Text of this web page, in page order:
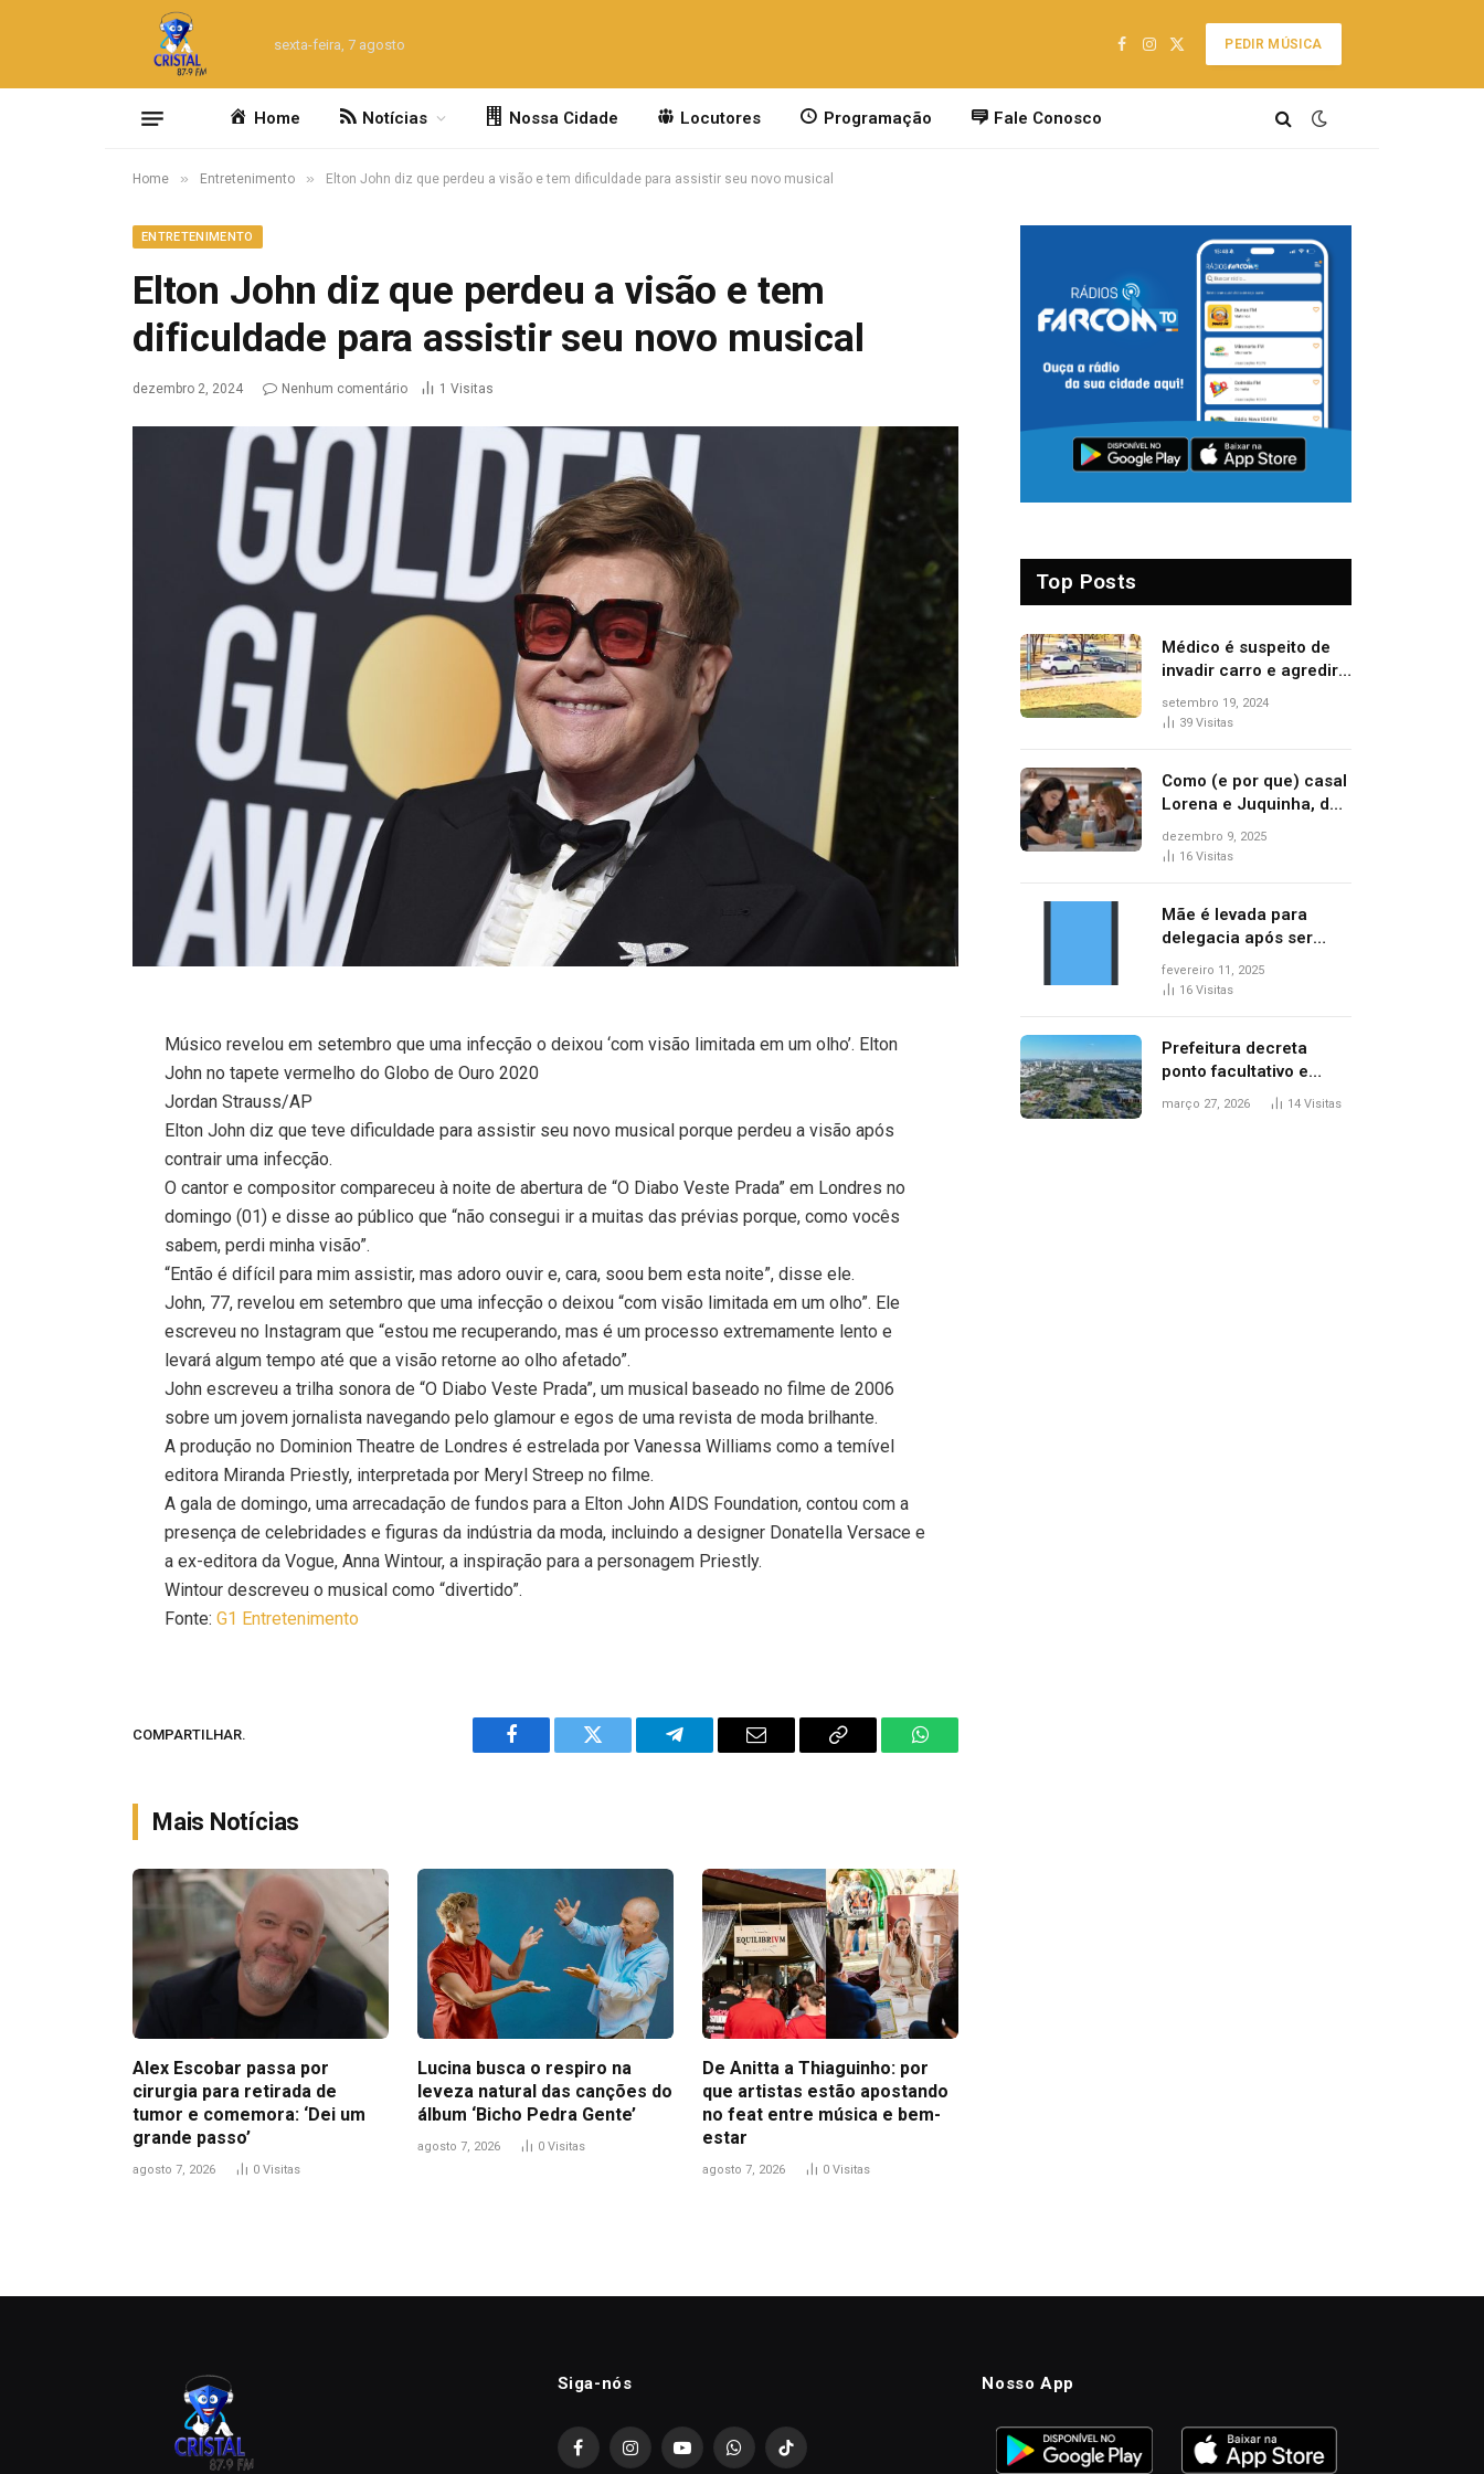
sexta-feira, 7 agosto
Facebook
Instagram
X
PEDIR MÚSICA
Home Notícias Nossa Cidade Locutores Programação Fale Conosco
Home » Entretenimento » Elton John diz que perdeu a visão e tem dificuldade para assistir seu novo musical
ENTRETENIMENTO
Elton John diz que perdeu a visão e tem
dificuldade para assistir seu novo musical
dezembro 2, 2024 Nenhum comentário 1 Visitas
Músico revelou em setembro que uma infecção o deixou ‘com visão limitada em um olho’. Elton
John no tapete vermelho do Globo de Ouro 2020
Jordan Strauss/AP
Elton John diz que teve dificuldade para assistir seu novo musical porque perdeu a visão após
contrair uma infecção.
O cantor e compositor compareceu à noite de abertura de “O Diabo Veste Prada” em Londres no
domingo (01) e disse ao público que “não consegui ir a muitas das prévias porque, como vocês
sabem, perdi minha visão”.
“Então é difícil para mim assistir, mas adoro ouvir e, cara, soou bem esta noite”, disse ele.
John, 77, revelou em setembro que uma infecção o deixou “com visão limitada em um olho”. Ele
escreveu no Instagram que “estou me recuperando, mas é um processo extremamente lento e
levará algum tempo até que a visão retorne ao olho afetado”.
John escreveu a trilha sonora de “O Diabo Veste Prada”, um musical baseado no filme de 2006
sobre um jovem jornalista navegando pelo glamour e egos de uma revista de moda brilhante.
A produção no Dominion Theatre de Londres é estrelada por Vanessa Williams como a temível
editora Miranda Priestly, interpretada por Meryl Streep no filme.
A gala de domingo, uma arrecadação de fundos para a Elton John AIDS Foundation, contou com a
presença de celebridades e figuras da indústria da moda, incluindo a designer Donatella Versace e
a ex-editora da Vogue, Anna Wintour, a inspiração para a personagem Priestly.
Wintour descreveu o musical como “divertido”.
Fonte:G1 Entretenimento
COMPARTILHAR.
Facebook Twitter Telegram Email
Copy
WhatsApp
Mais Notícias
Alex Escobar passa por
cirurgia para retirada de
tumor e comemora: ‘Dei um
grande passo’
agosto 7, 2026 0 Visitas
Lucina busca o respiro na
leveza natural das canções do
álbum ‘Bicho Pedra Gente’
agosto 7, 2026 0 Visitas
De Anitta a Thiaguinho: por
que artistas estão apostando
no feat entre música e bem-
estar
agosto 7, 2026 0 Visitas
Top Posts
Médico é suspeito de
invadir carro e agredir
delegado aposentado
durante confusão no
setembro 19, 2024
39 Visitas
Como (e por que) casal
Lorena e Juquinha, de
‘Três Graças’, ganhou
repercussão
dezembro 9, 2025
16 Visitas
Mãe é levada para
delegacia após ser
denunciada por maus-
tratos contra dois
fevereiro 11, 2025
16 Visitas
Prefeitura decreta
ponto facultativo e
servidores públicos
março 27, 2026 14 Visitas
Siga-nós
FacebookInstagramYouTubeWhatsAppTikTok
Nosso App